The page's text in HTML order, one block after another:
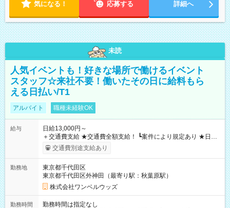
気になる！ 応募する 詳細へ
未読
人気イベントも！好きな場所で働けるイベント
スタッフ☆来社不要！働いたその日に給料もら
える日払い/T1
アルバイト 職種未経験OK
給与
日給13,000円～
＋交通費支給 ★交通費全額支給！ ┗案件により規定あり ★日払
いOK！（規定あり） ┗働いたその日に現金GET♪ お仕事後はコ
ンビニATMから 日払い分を引き落とせます！ 【試用期間】試
交通費別途支給あり
勤務地
東京都千代田区
東京都千代田区外神田（最寄り駅：秋葉原駅）
株式会社ワンベルウッズ
勤務時間
勤務時間は指定なし